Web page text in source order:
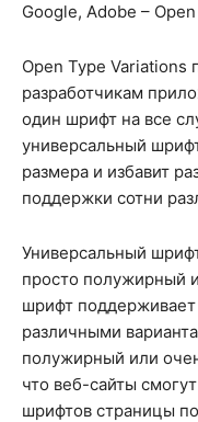
Google, Adobe –
Open Type Variations
разработчикам
один шрифт на все
универсальный
размера и избавит
поддержки сотни
Универсальный
просто полужирный
шрифт
различными
полужирный или
что веб-сайты
шрифтов страницы